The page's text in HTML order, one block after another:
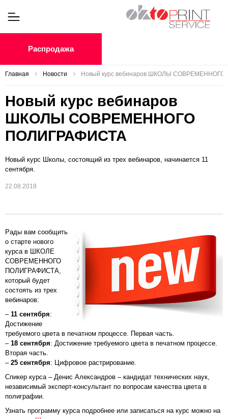
Распродажа
Главная Новости Новый курс вебинаров ШКОЛЫ
Новый курс вебинаров
ШКОЛЫ СОВРЕМЕННОГО
ПОЛИГРАФИСТА
Новый курс Школы, состоящий из трех вебинаров, начинается 11
сентября.
22.08.2018
Рады вам сообщить
о старте нового
курса в ШКОЛЕ
СОВРЕМЕННОГО
ПОЛИГРАФИСТА,
который будет
состоять из трех
вебинаров:
– 11 сентября:
Достижение
требуемого цвета в печатном процессе. Первая часть.
– 18 сентября: Достижение требуемого цвета в печатном процессе.
Вторая часть.
– 25 сентября: Цифровое растрирование.
Спикер курса – Денис Александров – кандидат технических наук,
независимый эксперт-консультант по вопросам качества цвета в
полиграфии.
Узнать программу курса подробнее или записаться на курс можно на